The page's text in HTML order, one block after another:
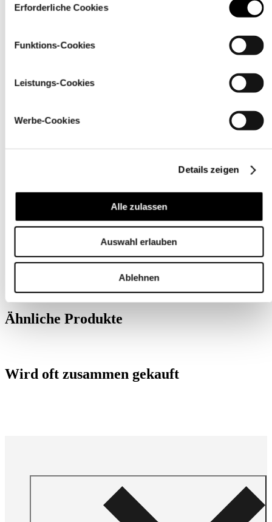
über den Link „Cookie-Einstellungen
Erforderliche Cookies
Funktions-Cookies
Leistungs-Cookies
Werbe-Cookies
Details zeigen
Alle zulassen
Auswahl erlauben
Ablehnen
Pflegehinweise
Ähnliche Produkte
Wird oft zusammen gekauft